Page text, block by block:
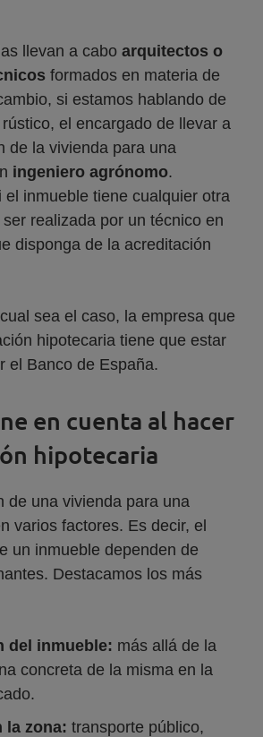
llevan a cabo arquitectos o
formados en materia de
si estamos hablando de
el encargado de llevar a
de la vivienda para una
ingeniero agrónomo.
el inmueble tiene cualquier otra
realizada por un técnico en
disponga de la acreditación
sea el caso, la empresa que
hipotecaria tiene que estar
el Banco de España.
en cuenta al hacer
hipotecaria
de una vivienda para una
varios factores. Es decir, el
un inmueble dependen de
Destacamos los más
del inmueble: más allá de la
concreta de la misma en la
la zona: transporte público,